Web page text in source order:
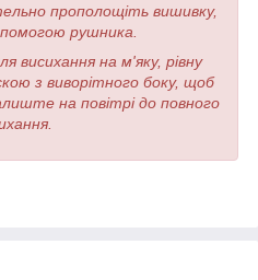
прополощіть вишивку,
рушника.
висихання на м'яку, рівну
з виворітного боку, щоб
на повітрі до повного